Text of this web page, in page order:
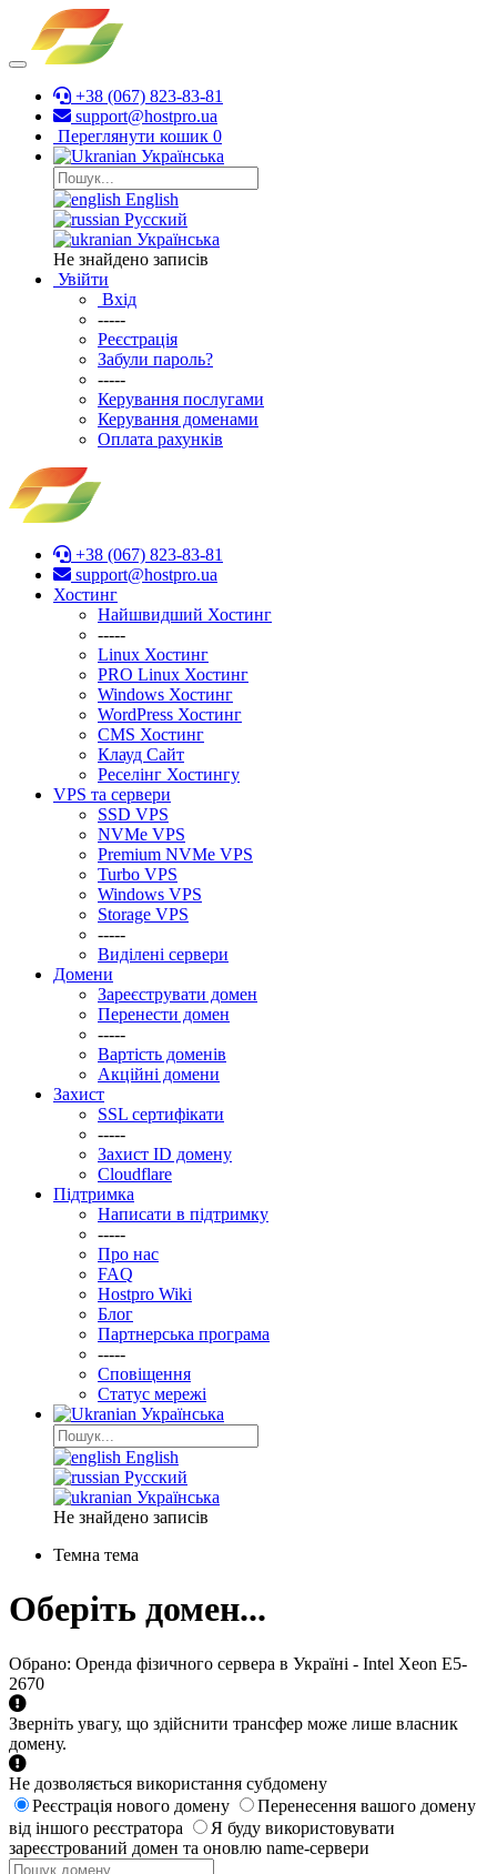
+38 (067) 823-83-81
support@hostpro.ua
Переглянути кошик 0
Українська
English
Русский
Українська
Не знайдено записів
Увійти
Вхід
-----
Реєстрація
Забули пароль?
-----
Керування послугами
Керування доменами
Оплата рахунків
+38 (067) 823-83-81
support@hostpro.ua
Хостинг
Найшвидший Хостинг
-----
Linux Хостинг
PRO Linux Хостинг
Windows Хостинг
WordPress Хостинг
CMS Хостинг
Клауд Сайт
Реселінг Хостингу
VPS та сервери
SSD VPS
NVMe VPS
Premium NVMe VPS
Turbo VPS
Windows VPS
Stоrage VPS
-----
Виділені сервери
Домени
Зареєструвати домен
Перенести домен
-----
Вартість доменів
Акційні домени
Захист
SSL сертифікати
-----
Захист ID домену
Clоudflare
Підтримка
Написати в підтримку
-----
Про нас
FAQ
Hostpro Wiki
Блог
Партнерська програма
-----
Сповіщення
Статус мережі
Українська
English
Русский
Українська
Не знайдено записів
Темна тема
Оберіть домен...
Обрано: Оренда фізичного сервера в Україні - Intel Xeon E5-
2670
Зверніть увагу, що здійснити трансфер може лише власник
домену.
Не дозволяється використання субдомену
Реєстрація нового домену
Перенесення вашого домену
від іншого реєстратора
Я буду використовувати
зареєстрований домен та оновлю name-сервери